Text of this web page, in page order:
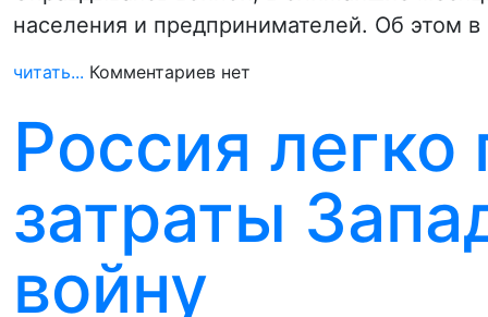
населения и предпринимателей. Об этом
читать... Комментариев нет
Россия
затраты
войну